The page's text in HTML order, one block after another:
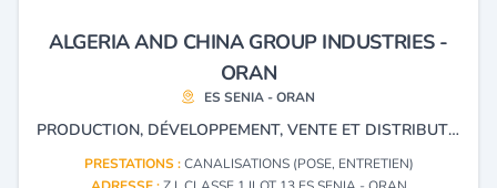
ALGERIA AND CHINA GROUP INDUSTRIES -
ORAN
ES SENIA - ORAN
PRODUCTION, DÉVELOPPEMENT, VENTE ET DISTRIBUTION DE DIFFÉRENTS TYPES DE PRODUITS DE CANALISATION.
PRESTATIONS :CANALISATIONS (POSE, ENTRETIEN)